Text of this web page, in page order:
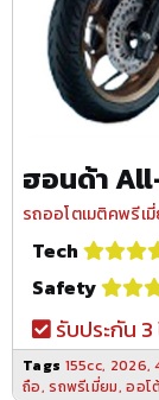
ฮอนด้า
รถออโตเมติคพรีเ
Tech
Safety
รับประกัน 3
Tags 155cc, 2026,
ถือ,รถพรีเมี่ยม,ออโ